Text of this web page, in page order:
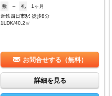
敷
-- 礼
1ヶ月
近鉄四日市駅 徒歩8分
1LDK/40.2㎡
お問合せする（無料）
詳細を見る